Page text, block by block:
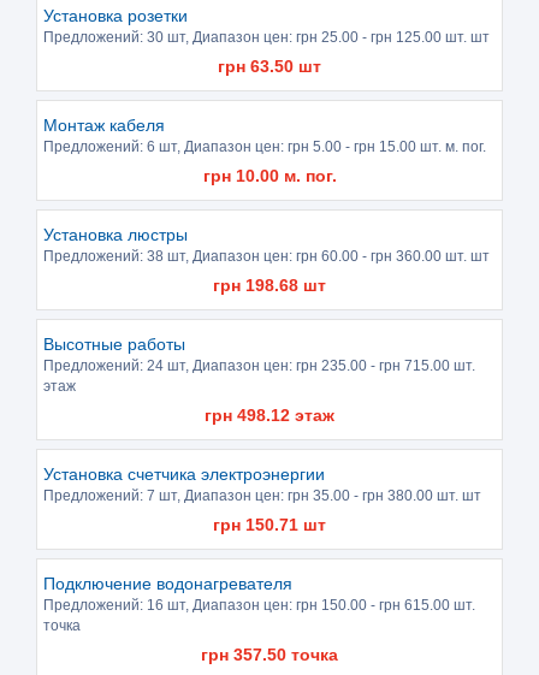
Установка розетки
Предложений: 30 шт, Диапазон цен: грн 25.00 - грн 125.00 шт. шт
грн 63.50 шт
Монтаж кабеля
Предложений: 6 шт, Диапазон цен: грн 5.00 - грн 15.00 шт. м. пог.
грн 10.00м. пог.
Установка люстры
Предложений: 38 шт, Диапазон цен: грн 60.00 - грн 360.00 шт. шт
грн 198.68 шт
Высотные работы
Предложений: 24 шт, Диапазон цен: грн 235.00 - грн 715.00 шт.
этаж
грн 498.12 этаж
Установка счетчика электроэнергии
Предложений: 7 шт, Диапазон цен: грн 35.00 - грн 380.00 шт. шт
грн 150.71 шт
Подключение водонагревателя
Предложений: 16 шт, Диапазон цен: грн 150.00 - грн 615.00 шт.
точка
грн 357.50 точка